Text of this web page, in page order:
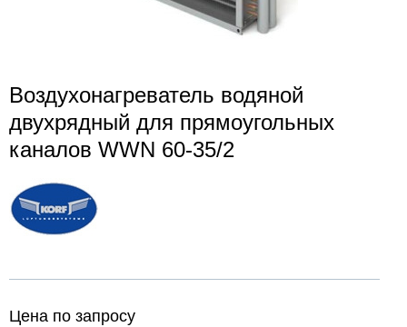
Воздухонагреватель водяной
двухрядный для прямоугольных
каналов WWN 60-35/2
Цена по запросу